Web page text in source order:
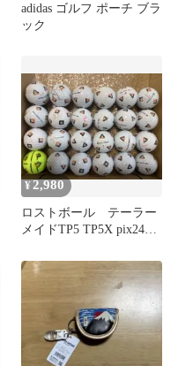
adidas ゴルフ ポーチ ブラ
ック
¥2,980
ロストボール テーラー
メイドTP5 TP5X pix24